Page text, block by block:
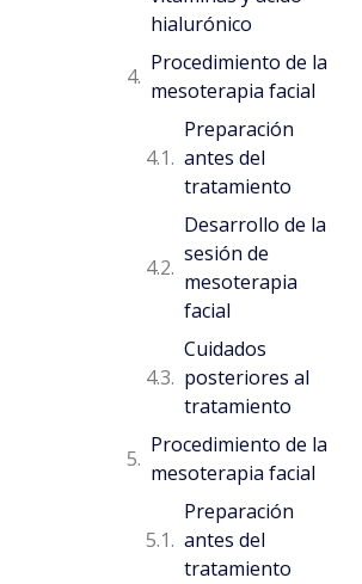
hialurónico
Procedimiento de la
mesoterapia facial
Preparación
antes del
tratamiento
Desarrollo de la
sesión de
mesoterapia
facial
Cuidados
posteriores al
tratamiento
Procedimiento de la
mesoterapia facial
Preparación
antes del
tratamiento